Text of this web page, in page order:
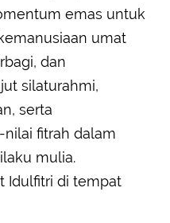
emas untuk
umat
dan
silaturahmi,
serta
fitrah dalam
mulia.
Idulfitri di tempat